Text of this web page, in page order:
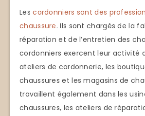
Lescordonniers sont des
chaussure. Ils sont chargés de la
réparation et de l’entretien des
cordonniers exercent leur activité
ateliers de cordonnerie, les
chaussures et les magasins de
travaillent également dans les
chaussures, les ateliers de